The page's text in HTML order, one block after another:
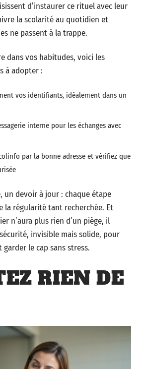
d’instaurer ce rituel avec leur
la scolarité au quotidien et
ne passent à la trappe.
dans vos habitudes, voici les
à adopter :
vos identifiants, idéalement dans un
interne pour les échanges avec
par la bonne adresse et vérifiez que
un devoir à jour : chaque étape
la régularité tant recherchée. Et
n’aura plus rien d’un piège, il
invisible mais solide, pour
le cap sans stress.
RIEN DE